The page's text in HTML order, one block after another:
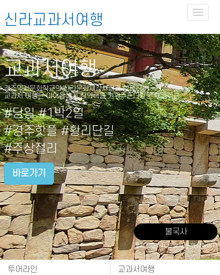
Toggle
신라교과서여행
교과서여행
경주역사문화학교의 신라문화재강사님과 함께하는
교과서 여행은 아이들에게 창의력을 키워주는다양한 체험학습
#당일 #1박2일
#경주핫플 #황리단길
#주상절리
바로가기
불국사
출처 : 경주시 관광자원 영상이미지
투어라인 교과서여행